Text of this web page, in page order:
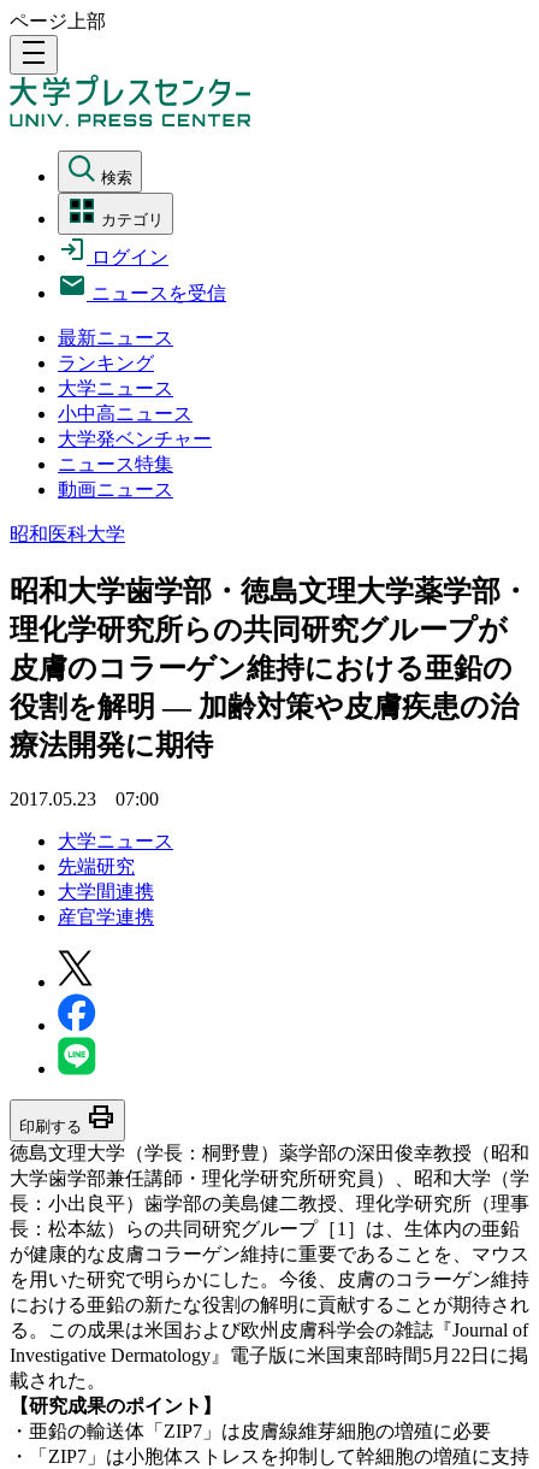
ページ上部
density_medium
検索
カテゴリ
ログイン
ニュースを受信
最新ニュース
ランキング
大学ニュース
小中高ニュース
大学発ベンチャー
ニュース特集
動画ニュース
昭和医科大学
昭和大学歯学部・徳島文理大学薬学部・
理化学研究所らの共同研究グループが
皮膚のコラーゲン維持における亜鉛の
役割を解明 — 加齢対策や皮膚疾患の治
療法開発に期待
2017.05.23 07:00
大学ニュース
先端研究
大学間連携
産官学連携
印刷する print
徳島文理大学（学長：桐野豊）薬学部の深田俊幸教授（昭和
大学歯学部兼任講師・理化学研究所研究員）、昭和大学（学
長：小出良平）歯学部の美島健二教授、理化学研究所（理事
長：松本紘）らの共同研究グループ［1］は、生体内の亜鉛
が健康的な皮膚コラーゲン維持に重要であることを、マウス
を用いた研究で明らかにした。今後、皮膚のコラーゲン維持
における亜鉛の新たな役割の解明に貢献することが期待され
る。この成果は米国および欧州皮膚科学会の雑誌『Journal of
Investigative Dermatology』電子版に米国東部時間5月22日に掲
載された。
【研究成果のポイント】
・亜鉛の輸送体「ZIP7」は皮膚線維芽細胞の増殖に必要
・「ZIP7」は小胞体ストレスを抑制して幹細胞の増殖に支持